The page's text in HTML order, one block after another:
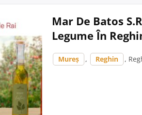
Mar De Batos
Legume În
Mureș , Reghin ,